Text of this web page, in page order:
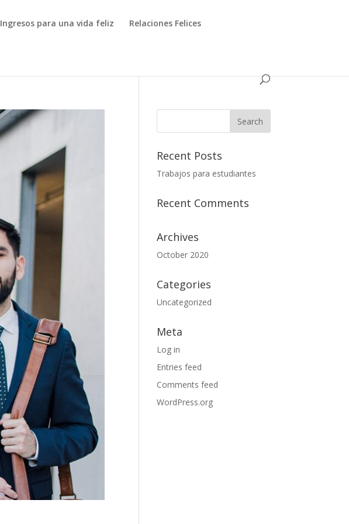
Ingresos para una vida feliz Relaciones Felices
Recent Posts
Trabajos para estudiantes
Recent Comments
Archives
October 2020
Categories
Uncategorized
Meta
Log in
Entries feed
Comments feed
WordPress.org